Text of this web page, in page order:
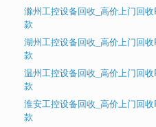
滁州工控设备回收_高价上门回
款
湖州工控设备回收_高价上门回
款
温州工控设备回收_高价上门回
款
淮安工控设备回收_高价上门回
款